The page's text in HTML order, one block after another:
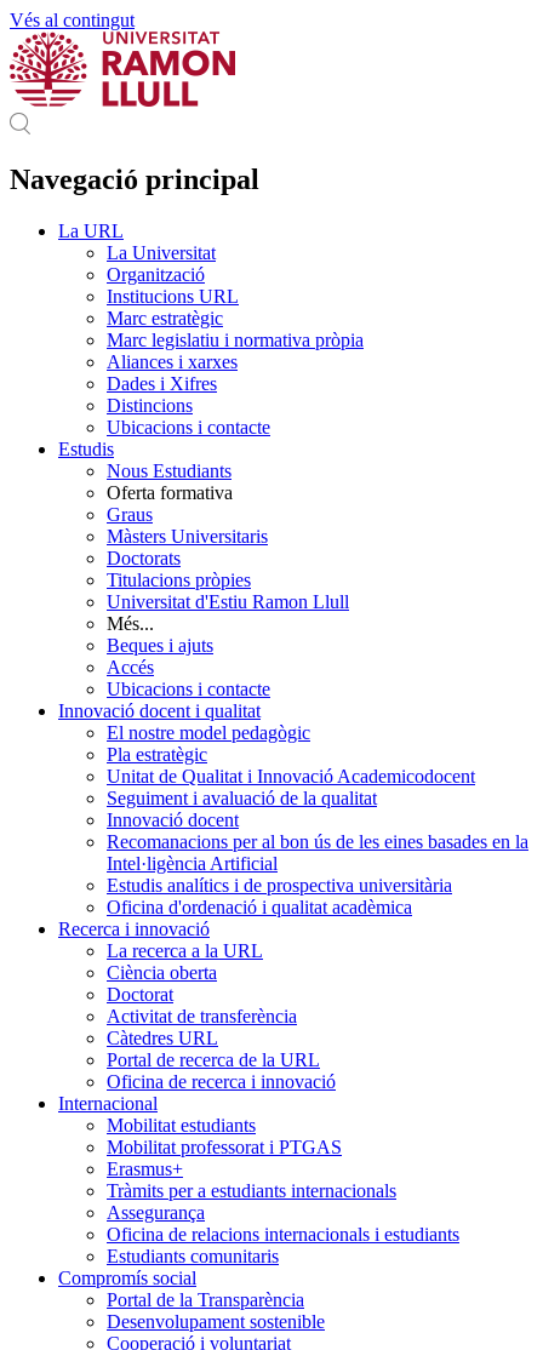
Vés al contingut
Navegació principal
La URL
La Universitat
Organització
Institucions URL
Marc estratègic
Marc legislatiu i normativa pròpia
Aliances i xarxes
Dades i Xifres
Distincions
Ubicacions i contacte
Estudis
Nous Estudiants
Oferta formativa
Graus
Màsters Universitaris
Doctorats
Titulacions pròpies
Universitat d'Estiu Ramon Llull
Més...
Beques i ajuts
Accés
Ubicacions i contacte
Innovació docent i qualitat
El nostre model pedagògic
Pla estratègic
Unitat de Qualitat i Innovació Academicodocent
Seguiment i avaluació de la qualitat
Innovació docent
Recomanacions per al bon ús de les eines basades en la
Intel·ligència Artificial
Estudis analítics i de prospectiva universitària
Oficina d'ordenació i qualitat acadèmica
Recerca i innovació
La recerca a la URL
Ciència oberta
Doctorat
Activitat de transferència
Càtedres URL
Portal de recerca de la URL
Oficina de recerca i innovació
Internacional
Mobilitat estudiants
Mobilitat professorat i PTGAS
Erasmus+
Tràmits per a estudiants internacionals
Assegurança
Oficina de relacions internacionals i estudiants
Estudiants comunitaris
Compromís social
Portal de la Transparència
Desenvolupament sostenible
Cooperació i voluntariat